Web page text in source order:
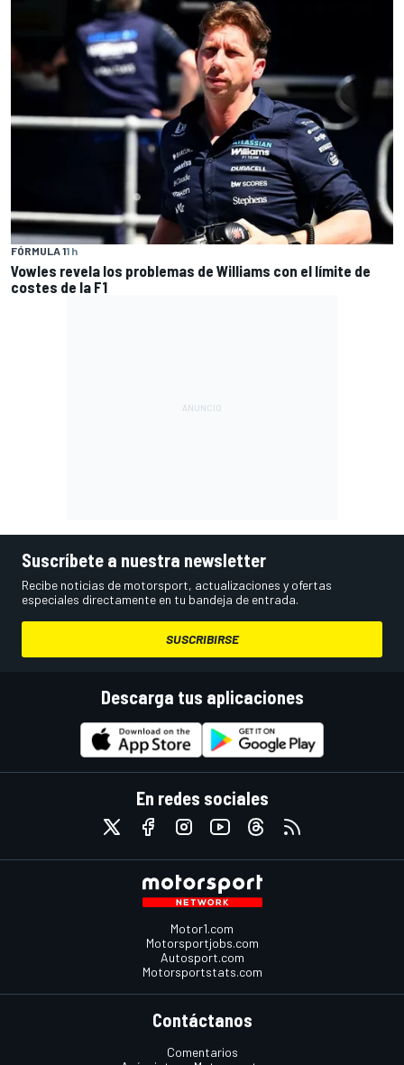
FÓRMULA 11 h
Vowles revela los problemas de Williams con el límite de
costes de la F1
Suscríbete a nuestra newsletter
Recibe noticias de motorsport, actualizaciones y ofertas
especiales directamente en tu bandeja de entrada.
SUSCRIBIRSE
Descarga tus aplicaciones
En redes sociales
Motor1.com
Motorsportjobs.com
Autosport.com
Motorsportstats.com
Contáctanos
Comentarios